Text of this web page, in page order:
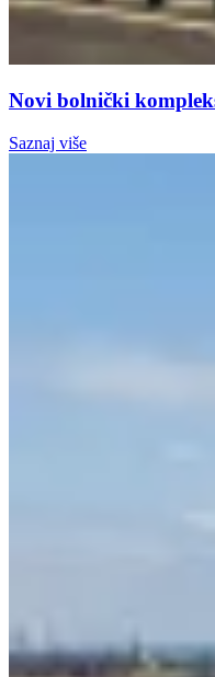
Novi bolnički
Saznaj više